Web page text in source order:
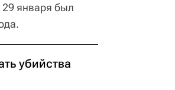
января был
убийства